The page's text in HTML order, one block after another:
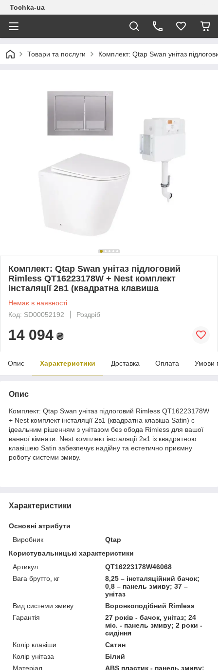
Tochka-ua
Товари та послуги Комплект: Qtap Swan унітаз
Комплект: Qtap Swan унітаз підлоговий
Rimless QT16223178W + Nest комплект
інсталяції 2в1 (квадратна клавиша
Немає в наявності
Код: SD00052192
Роздріб
14 094 ₴
Опис Характеристики Доставка Оплата Умови
Опис
Комплект: Qtap Swan унітаз підлоговий Rimless QT16223178W
+ Nest комплект інсталяції 2в1 (квадратна клавіша Satin) є
ідеальним рішенням з унітазом без обода Rimless для вашої
ванної кімнати. Nest комплект інсталяції 2в1 із квадратною
клавішею Satin забезпечує надійну та естетично приємну
роботу системи змиву.
Характеристики
Основні атрибути
Виробник
Qtap
Користувальницькі характеристики
Артикул
QT16223178W46068
Вага брутто, кг
8,25 – інсталяційний бачок;
0,8 – панель змиву; 37 –
унітаз
Вид системи змиву
Воронкоподібний Rimless
Гарантія
27 років - бачок, унітаз; 24
міс. - панель змиву; 2 роки -
сидіння
Колір клавіши
Сатин
Колір унітаза
Білий
Матеріал
ABS пластик - панель змиву;